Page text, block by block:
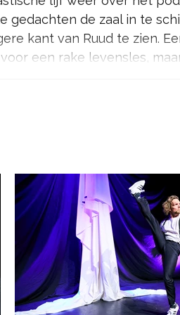
gedachten de zaal in te
kant van Ruud te zien.
een rake levensles,
te hebben wie zichzelf niet
te doen?
hij voorheen vooral naar
Een geëngageerde
raakt.
genomineerd voor
van zijn optreden in